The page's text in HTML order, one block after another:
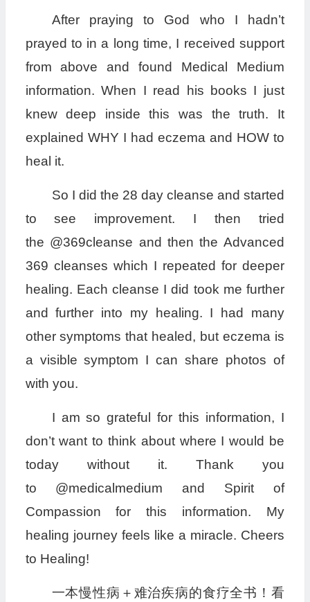
After praying to God who I hadn’t
prayed to in a long time, I received support
from above and found Medical Medium
information. When I read his books I just
knew deep inside this was the truth. It
explained WHY I had eczema and HOW to
heal it.
So I did the 28 day cleanse and started
to see improvement. I then tried
the @369cleanse and then the Advanced
369 cleanses which I repeated for deeper
healing. Each cleanse I did took me further
and further into my healing. I had many
other symptoms that healed, but eczema is
a visible symptom I can share photos of
with you.
I am so grateful for this information, I
don’t want to think about where I would be
today without it. Thank you
to @medicalmedium and Spirit of
Compassion for this information. My
healing journey feels like a miracle. Cheers
to Healing!
一本慢性病＋难治疾病的食疗全书！看